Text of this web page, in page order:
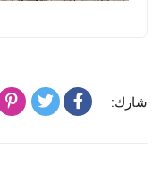
شارك: